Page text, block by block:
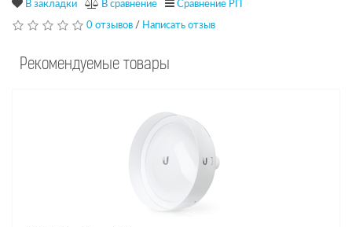
В закладки В сравнение Сравнение РП
0 отзывов / Написать отзыв
Рекомендуемые товары